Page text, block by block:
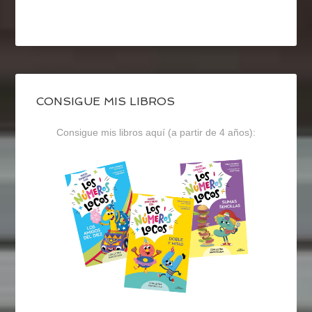
CONSIGUE MIS LIBROS
Consigue mis libros aquí (a partir de 4 años):